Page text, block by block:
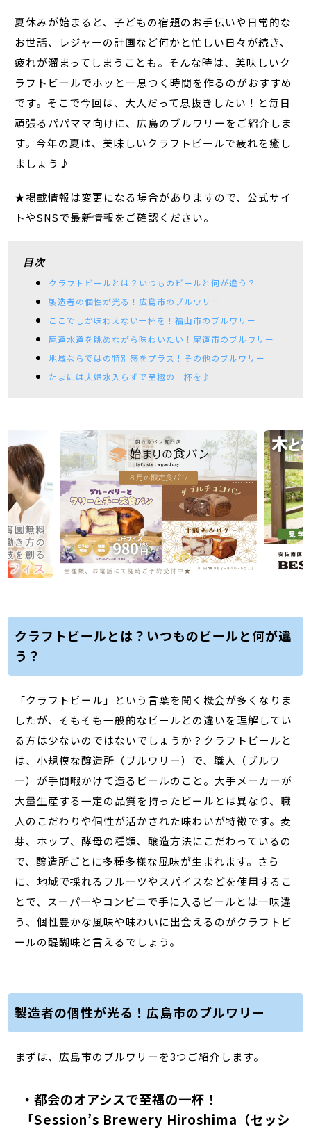
夏休みが始まると、子どもの宿題のお手伝いや日常的な
お世話、レジャーの計画など何かと忙しい日々が続き、
疲れが溜まってしまうことも。そんな時は、美味しいク
ラフトビールでホッと一息つく時間を作るのがおすすめ
です。そこで今回は、大人だって息抜きしたい！と毎日
頑張るパパママ向けに、広島のブルワリーをご紹介しま
す。今年の夏は、美味しいクラフトビールで疲れを癒し
ましょう♪
★掲載情報は変更になる場合がありますので、公式サイ
トやSNSで最新情報をご確認ください。
目次
クラフトビールとは？いつものビールと何が違う？
製造者の個性が光る！広島市のブルワリー
ここでしか味わえない一杯を！福山市のブルワリー
尾道水道を眺めながら味わいたい！尾道市のブルワリー
地域ならではの特別感をプラス！その他のブルワリー
たまには夫婦水入らずで至極の一杯を♪
クラフトビールとは？いつものビールと何が違
う？
「クラフトビール」という言葉を聞く機会が多くなりま
したが、そもそも一般的なビールとの違いを理解してい
る方は少ないのではないでしょうか？クラフトビールと
は、小規模な醸造所（ブルワリー）で、職人（ブルワ
ー）が手間暇かけて造るビールのこと。大手メーカーが
大量生産する一定の品質を持ったビールとは異なり、職
人のこだわりや個性が活かされた味わいが特徴です。麦
芽、ホップ、酵母の種類、醸造方法にこだわっているの
で、醸造所ごとに多種多様な風味が生まれます。さら
に、地域で採れるフルーツやスパイスなどを使用するこ
とで、スーパーやコンビニで手に入るビールとは一味違
う、個性豊かな風味や味わいに出会えるのがクラフトビ
ールの醍醐味と言えるでしょう。
製造者の個性が光る！広島市のブルワリー
まずは、広島市のブルワリーを3つご紹介します。
・都会のオアシスで至福の一杯！
「Session’s Brewery Hiroshima（セッシ